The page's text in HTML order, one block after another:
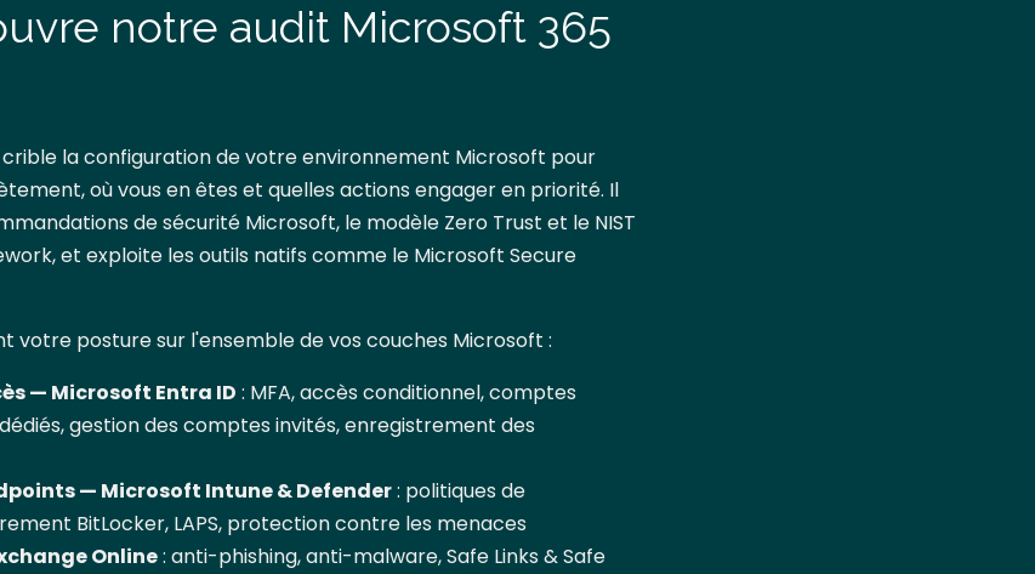
notre audit Microsoft 365
crible la configuration de votre environnement Microsoft pour
où vous en êtes et quelles actions engager en priorité. Il
de sécurité Microsoft, le modèle Zero Trust et le NIST
et exploite les outils natifs comme le Microsoft Secure
votre posture sur l'ensemble de vos couches Microsoft :
— Microsoft Entra ID : MFA, accès conditionnel, comptes
gestion des comptes invités, enregistrement des
— Microsoft Intune & Defender: politiques de
BitLocker, LAPS, protection contre les menaces
Online: anti-phishing, anti-malware, Safe Links & Safe